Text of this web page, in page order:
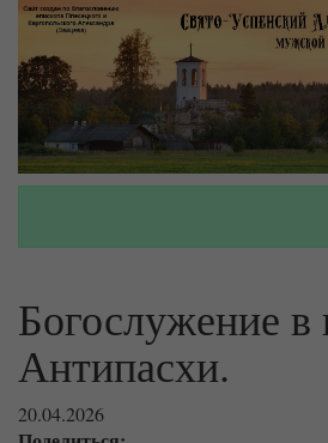
Богослужение
Антипасхи.
20.04.2026